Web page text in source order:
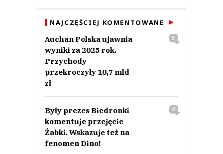
NAJCZĘŚCIEJ KOMENTOWANE
Auchan Polska ujawnia
wyniki za 2025 rok.
Przychody
przekroczyły 10,7 mld
zł
5
Były prezes Biedronki
komentuje przejęcie
Żabki. Wskazuje też na
fenomen Dino!
4